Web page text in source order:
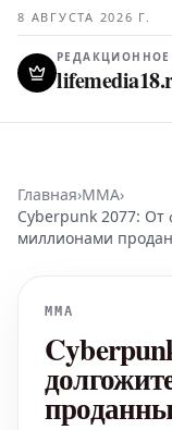
8 АВГУСТА 2026 Г.
Главная›MMA›
Cyberpunk 2077: От
миллионами
MMA